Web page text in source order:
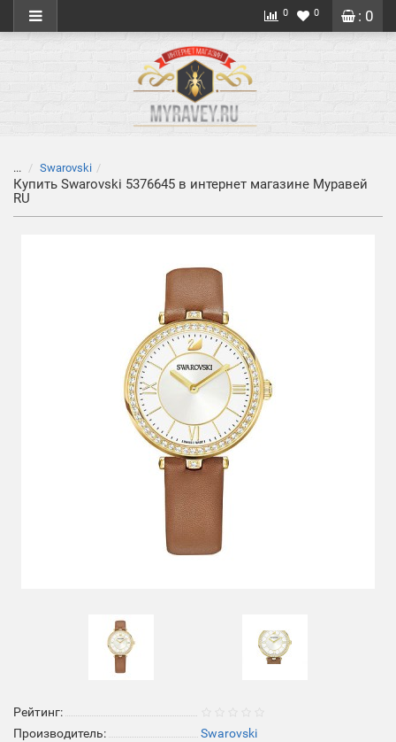
: 0
0 0
... Swarovski
Купить Swarovski 5376645 в интернет магазине Муравей
RU
Рейтинг:
Производитель:
Swarovski